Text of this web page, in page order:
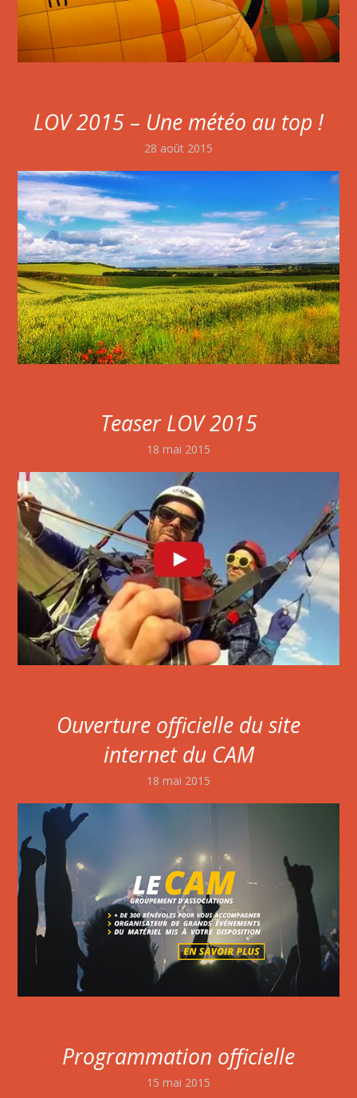
LOV 2015 – Une météo au top !
28 août 2015
Teaser LOV 2015
18 mai 2015
Ouverture officielle du site
internet du CAM
18 mai 2015
Programmation officielle
15 mai 2015